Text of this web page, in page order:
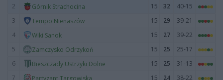
2
Górnik Strachocina 15 32
40-15
3
Tempo Nienaszów 15 29
39-21
4
Wiki Sanok 15 27
39-22
5
Zamczysko Odrzykoń 15 25
25-17
6
Bieszczady Ustrzyki Dolne 15 25
31-13
7
Partyzant Targowiska 15 24 38-22